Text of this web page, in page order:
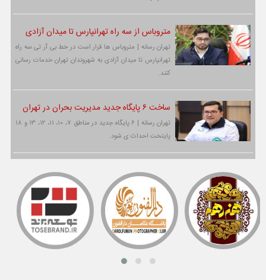
متروباس از سه راه تهرانپارس تا میدان آزادی
تهران رسانه | متروباس ها قرار است در خط بی آر تی سه راه
تهرانپارس تا میدان آزادی به شهروندان تهران خدمات رسانی
کنند.
ساخت ۶ پایگاه جدید مدیریت بحران در تهران
تهران رسانه | ۶ پایگاه جدید در مناطق ۷، ۱۰، ۱۱، ۱۲، ۱۳ و ۱۸
پایتخت احداث ی شود.